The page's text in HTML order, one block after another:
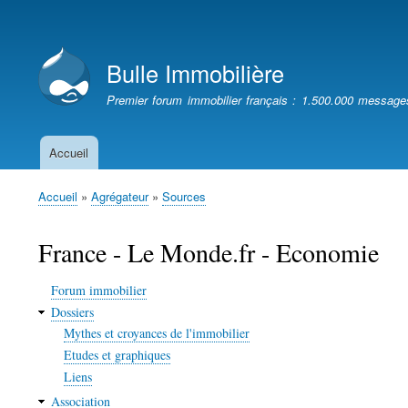
compte
de
l'utilisateur
Bulle Immobilière
Premier forum immobilier français : 1.500.000
Navigation
Accueil
Fil
Accueil Agrégateur Sources
France - Le Monde.fr - Economie
Forum immobilier
Dossiers
Mythes et croyances de l'immobilier
Etudes et graphiques
Liens
Association